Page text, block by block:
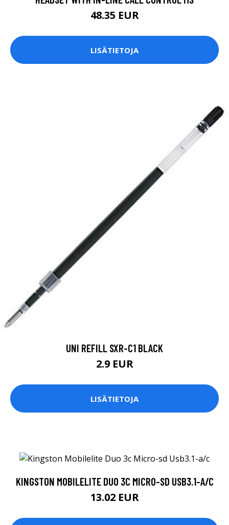
48.35 EUR
LISÄTIETOJA
UNI REFILL SXR-C1 BLACK
2.9 EUR
LISÄTIETOJA
KINGSTON MOBILELITE DUO 3C MICRO-SD USB3.1-A/C
13.02 EUR